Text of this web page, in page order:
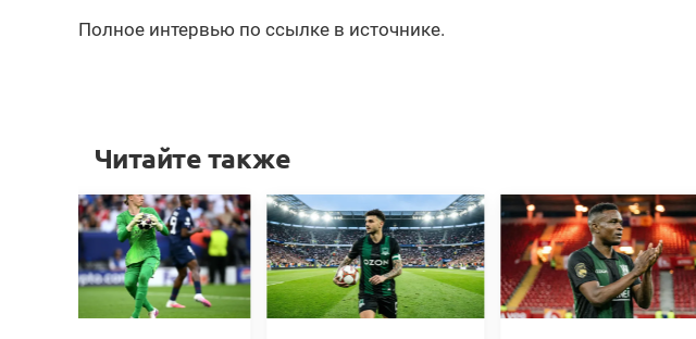
Полное интервью по ссылке в источнике.
Читайте также